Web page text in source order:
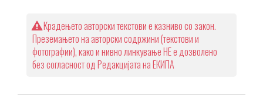
Крадењето авторски текстови е казниво со закон.
Преземањето на авторски содржини (текстови и
фотографии), како и нивно линкување НЕ е дозволено
без согласност од Редакцијата на ЕКИПА